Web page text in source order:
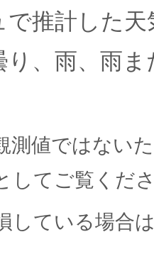
で推計した
り、雨、雨
測値ではない
してご覧くだ
している場合